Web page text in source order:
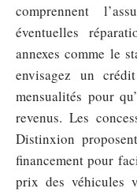
comprennent
éventuelles
annexes comme le
envisagez un
mensualités pour
revenus. Les
Distinxion
financement pour
prix des véhicules